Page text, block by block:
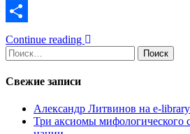
Link
VK
Отправить
Continue reading
Найти:
Свежие записи
Александр Литвинов на e-library
Три аксиомы мифологического